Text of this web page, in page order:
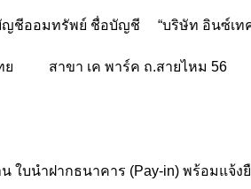
บัญชีออมทรัพย์ ชื่อบัญชี “บริษัท อินซ์เท
สาขา เค พาร์ค ถ.สายไหม 56 เ
ใบนำฝากธนาคาร (Pay-in) พร้อมแจ้ง